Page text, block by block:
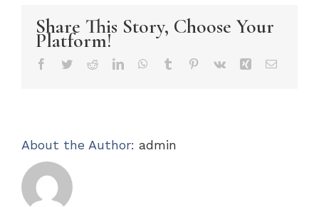
Share This Story, Choose Your
Platform!
Facebook
TwitterRedditLinkedInWhatsApp
Tumblr Pinterest
Vk Xing Email
About the Author: admin